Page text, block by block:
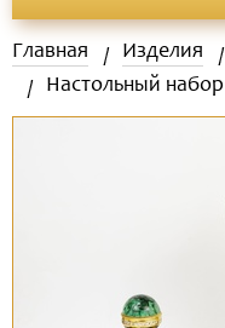
Главная Изделия
Настольный